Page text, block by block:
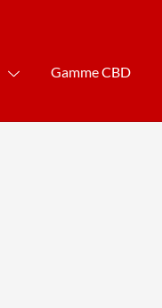
Gamme CBD